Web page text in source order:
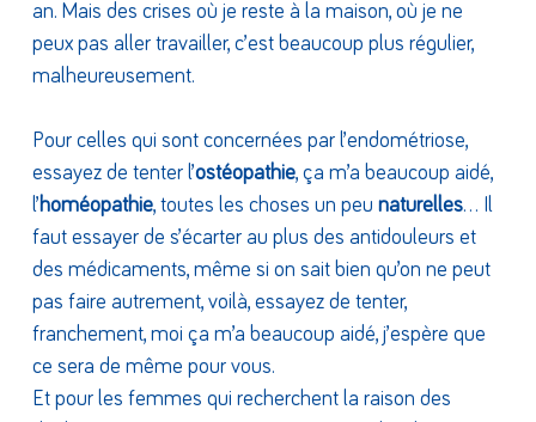
an. Mais des crises où je reste à la maison, où je ne
peux pas aller travailler, c’est beaucoup plus régulier,
malheureusement.
Pour celles qui sont concernées par l’endométriose,
essayez de tenter l’ostéopathie, ça m’a beaucoup aidé,
l’homéopathie, toutes les choses un peu naturelles… Il
faut essayer de s’écarter au plus des antidouleurs et
des médicaments, même si on sait bien qu’on ne peut
pas faire autrement, voilà, essayez de tenter,
franchement, moi ça m’a beaucoup aidé, j’espère que
ce sera de même pour vous.
Et pour les femmes qui recherchent la raison des